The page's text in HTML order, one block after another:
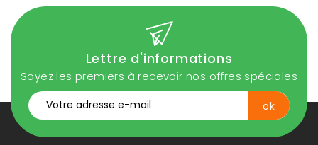
Lettre d'informations
Soyez les premiers à recevoir nos offres spéciales